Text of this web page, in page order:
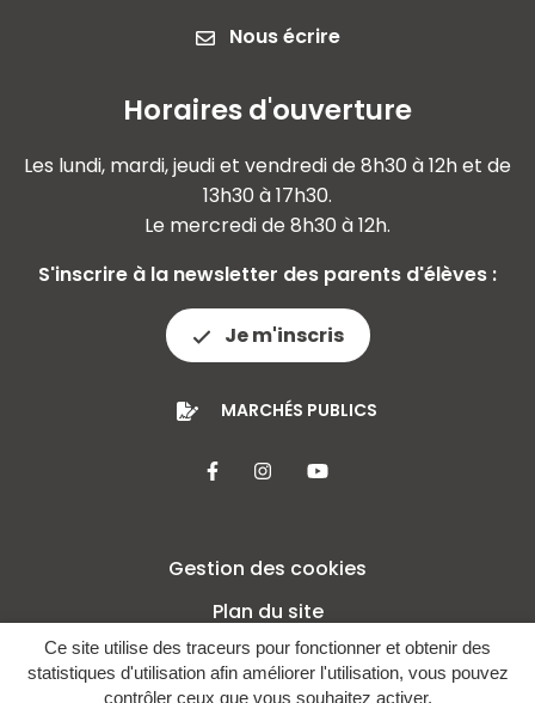
Ce site utilise des traceurs pour fonctionner et obtenir des
statistiques d'utilisation afin améliorer l'utilisation, vous pouvez
contrôler ceux que vous souhaitez activer.
Nous écrire
Horaires d'ouverture
Les lundi, mardi, jeudi et vendredi de 8h30 à 12h et de
13h30 à 17h30.
Le mercredi de 8h30 à 12h.
S'inscrire à la newsletter des parents d'élèves :
Je m'inscris
MARCHÉS PUBLICS
Lien vers le compte Facebook
Lien vers le compte
Lien vers la chaîne
Gestion des cookies
Plan du site
Mentions légales